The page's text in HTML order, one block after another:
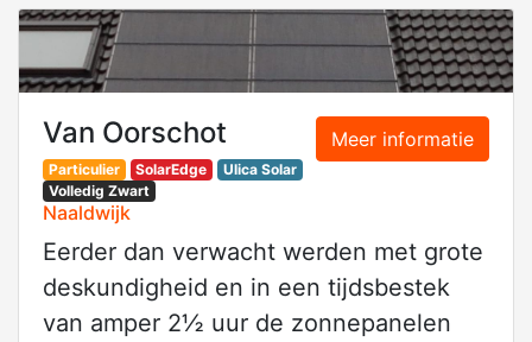
Meer informatie
Van Oorschot
Particulier SolarEdge
Ulica Solar
Volledig Zwart
Naaldwijk
Eerder dan verwacht werden met grote
deskundigheid en in een tijdsbestek
van amper 2½ uur de zonnepanelen